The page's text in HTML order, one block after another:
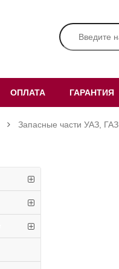
ОПЛАТА ГАРАНТИЯ
Запасные части УАЗ, ГАЗ